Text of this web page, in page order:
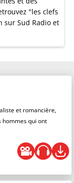
"les clefs
sur Sud Radio et
et romancière,
hommes qui ont